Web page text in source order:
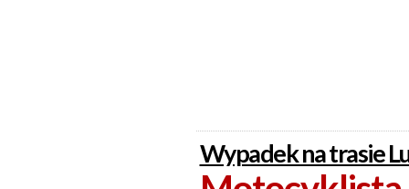
Wypadek na trasie